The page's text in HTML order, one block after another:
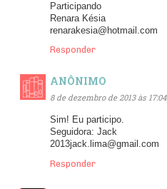
Participando
Renara Késia
renarakesia@hotmail.com
Responder
ANÔNIMO
8 de dezembro de 2013 às 17:04
Sim! Eu participo.
Seguidora: Jack
2013jack.lima@gmail.com
Responder